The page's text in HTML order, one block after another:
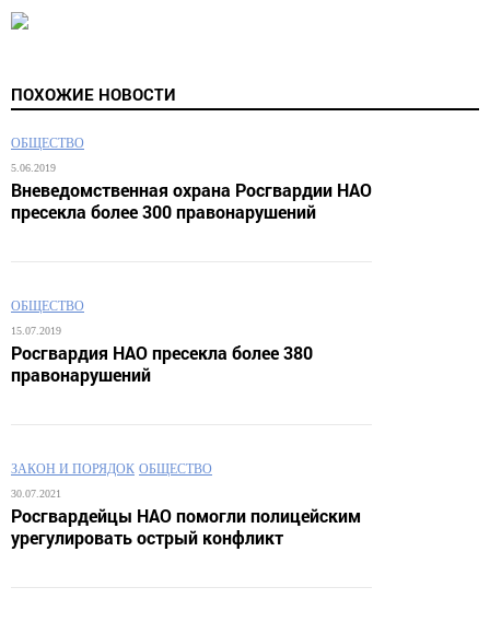
ПОХОЖИЕ НОВОСТИ
ОБЩЕСТВО
5.06.2019
Вневедомственная охрана Росгвардии НАО
пресекла более 300 правонарушений
ОБЩЕСТВО
15.07.2019
Росгвардия НАО пресекла более 380
правонарушений
ЗАКОН И ПОРЯДОК ОБЩЕСТВО
30.07.2021
Росгвардейцы НАО помогли полицейским
урегулировать острый конфликт